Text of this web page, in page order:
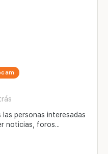
personas interesadas
noticias, foros...